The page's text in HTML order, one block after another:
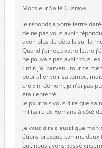
Monsieur Sallé Gustave,
Je réponds à votre lettre
de ne pas vous avoir
avoir plus de détails sur la
Quand j’ai reçu votre lettre
ne pouvais pas avoir tous
Enfin j’ai parvenu tout de
pour aller voir sa tombe,
croix ni de nom, je n’ai pas
était enterré.
Je pourrais vous dire que sa
militaire de Romans à côté
Je vous dirais aussi que
étions presque comme
que nous avons passé